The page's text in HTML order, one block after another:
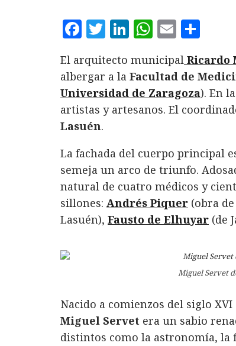
F
c
e
b
o
o
k
T
it
te
r
L
n
k
e
I
n
W
at
s
A
E
ai
l
m
p
a
ir
El arquitecto municipal Ricardo
albergar a la Facultad de
Universidad de Zaragoza). En
artistas y artesanos. El
Lasuén.
La fachada del cuerpo principal
semeja un arco de triunfo.
natural de cuatro médicos y
sillones: Andrés Piquer (obra
Lasuén), Fausto de Elhuyar (de
Miguel Servet
Nacido a comienzos del siglo
Miguel Servet era un sabio
distintos como la astronomía, la